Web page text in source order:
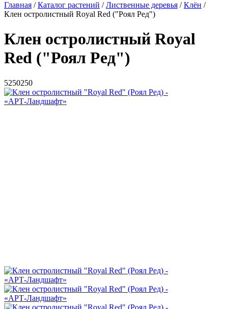
Главная /Каталог растений /Лиственные деревья /Клён /
Клен остролистный Royal Red ("Роял Ред")
Клен остролистный Royal
Red ("Роял Ред")
5250250